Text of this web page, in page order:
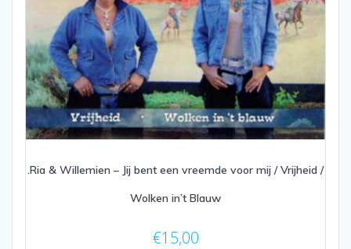
.Ria & Willemien – Jij bent een vreemde voor mij / Vrijheid /
Wolken in’t Blauw
€15,00